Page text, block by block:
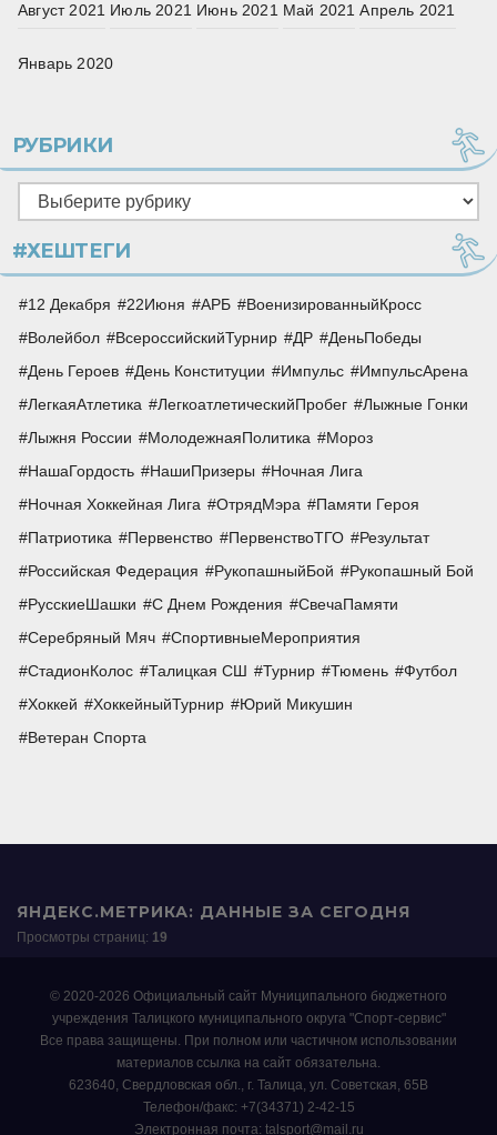
Август 2021 Июль 2021 Июнь 2021 Май 2021 Апрель 2021
Январь 2020
РУБРИКИ
Рубрики
#ХЕШТЕГИ
12 Декабря 22Июня АРБ
ВоенизированныйКросс
Волейбол
ВсероссийскийТурнир ДР
ДеньПобеды
День Героев
День Конституции Импульс
ИмпульсАрена
ЛегкаяАтлетика
ЛегкоатлетическийПробег
Лыжные Гонки
Лыжня России
МолодежнаяПолитика
Мороз
НашаГордость
НашиПризеры
Ночная Лига
Ночная Хоккейная Лига
ОтрядМэра
Памяти Героя
Патриотика
Первенство ПервенствоТГО
Результат
Российская Федерация
РукопашныйБой
Рукопашный Бой
РусскиеШашки
С Днем Рождения
СвечаПамяти
Серебряный Мяч
СпортивныеМероприятия
СтадионКолос
Талицкая СШ Турнир Тюмень
Футбол
Хоккей
ХоккейныйТурнир
Юрий Микушин
Ветеран Спорта
ЯНДЕКС.МЕТРИКА: ДАННЫЕ ЗА СЕГОДНЯ
Просмотры страниц: 19
© 2020-2026 Официальный сайт Муниципального бюджетного
учреждения Талицкого муниципального округа "Спорт-сервис"
Все права защищены. При полном или частичном использовании
материалов ссылка на сайт обязательна.
623640, Свердловская обл., г. Талица, ул. Советская, 65В
Телефон/факс: +7(34371) 2-42-15
Электронная почта: talsport@mail.ru